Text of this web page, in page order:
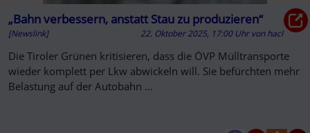
„Bahn verbessern, anstatt Stau zu produzieren“
[Newslink] 22. Oktober 2025, 17:00 Uhr vonhacl
Die Tiroler Grünen kritisieren, dass die ÖVP Mülltransporte
wieder komplett per Lkw abwickeln will. Sie befürchten mehr
Belastung auf der Autobahn ...